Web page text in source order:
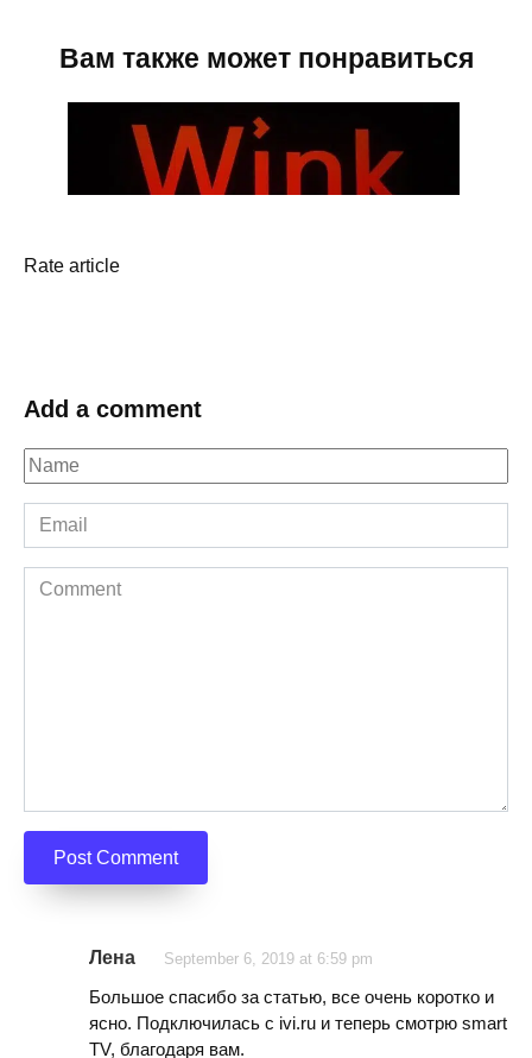
Rate article
Add a comment
Name
*
Email
*
Comment
Лена September 6, 2019 at 6:59 pm
Большое спасибо за статью, все очень коротко и
ясно. Подключилась с ivi.ru и теперь смотрю smart
TV, благодаря вам.